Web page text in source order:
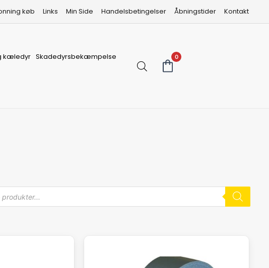
køb Links Min Side Handelsbetingelser Åbningstider Kontakt
kæledyr Skadedyrsbekæmpelse
0